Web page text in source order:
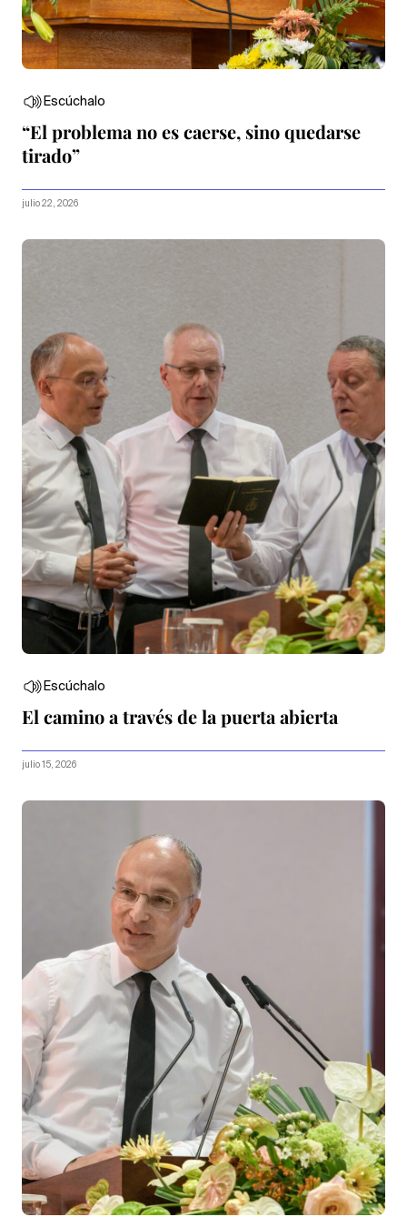
Escúchalo
“El problema no es caerse, sino quedarse
tirado”
julio 22, 2026
Escúchalo
El camino a través de la puerta abierta
julio 15, 2026